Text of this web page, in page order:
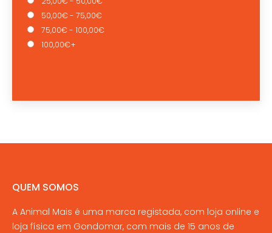
50,00€ - 75,00€
75,00€ - 100,00€
100,00€+
QUEM SOMOS
A Animal Mais é uma marca registada, com loja online e
loja física em Gondomar, com mais de 15 anos de